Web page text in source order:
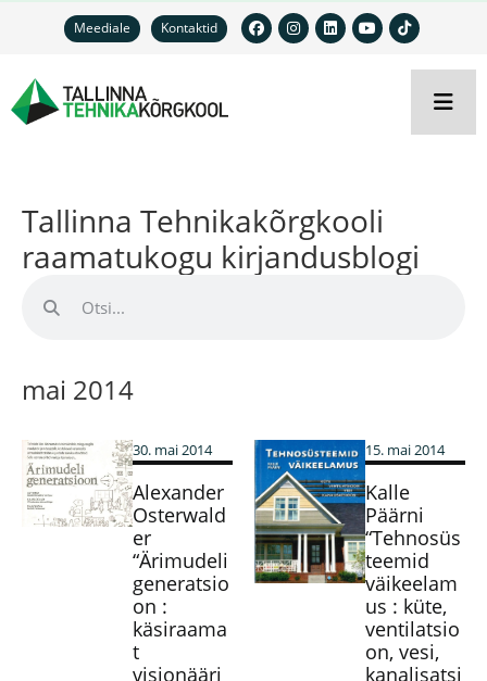
Meediale Kontaktid
Tallinna Tehnikakõrgkooli
raamatukogu kirjandusblogi
mai 2014
30. mai 2014
Alexander
Osterwald
er
“Ärimudeli
generatsio
on :
käsiraama
t
visionääri
15. mai 2014
Kalle
Päärni
“Tehnosüs
teemid
väikeelam
us : küte,
ventilatsio
on, vesi,
kanalisatsi